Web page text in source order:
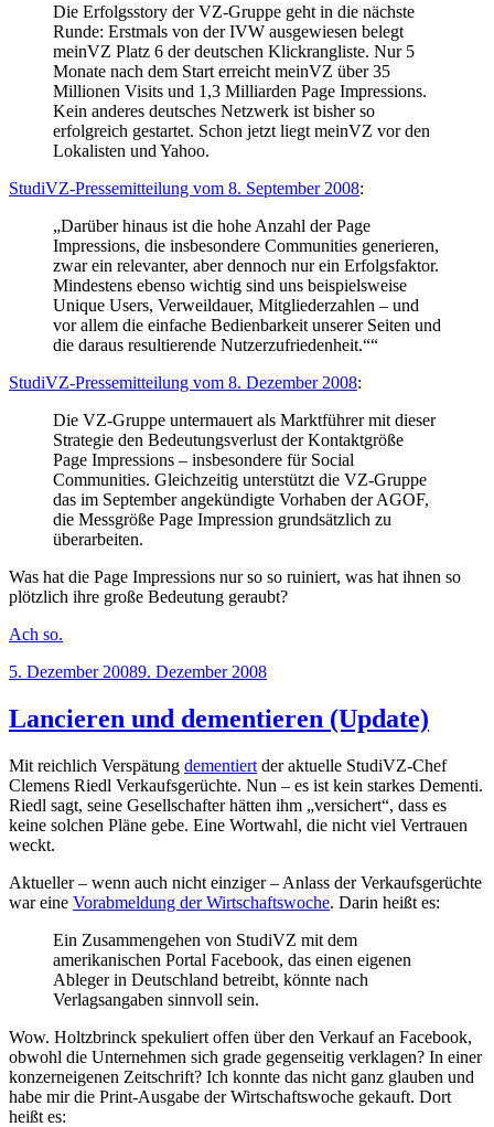
Die Erfolgsstory der VZ-Gruppe geht in die nächste
Runde: Erstmals von der IVW ausgewiesen belegt
meinVZ Platz 6 der deutschen Klickrangliste. Nur 5
Monate nach dem Start erreicht meinVZ über 35
Millionen Visits und 1,3 Milliarden Page Impressions.
Kein anderes deutsches Netzwerk ist bisher so
erfolgreich gestartet. Schon jetzt liegt meinVZ vor den
Lokalisten und Yahoo.
StudiVZ-Pressemitteilung vom 8. September 2008:
„Darüber hinaus ist die hohe Anzahl der Page
Impressions, die insbesondere Communities generieren,
zwar ein relevanter, aber dennoch nur ein Erfolgsfaktor.
Mindestens ebenso wichtig sind uns beispielsweise
Unique Users, Verweildauer, Mitgliederzahlen – und
vor allem die einfache Bedienbarkeit unserer Seiten und
die daraus resultierende Nutzerzufriedenheit.““
StudiVZ-Pressemitteilung vom 8. Dezember 2008:
Die VZ-Gruppe untermauert als Marktführer mit dieser
Strategie den Bedeutungsverlust der Kontaktgröße
Page Impressions – insbesondere für Social
Communities. Gleichzeitig unterstützt die VZ-Gruppe
das im September angekündigte Vorhaben der AGOF,
die Messgröße Page Impression grundsätzlich zu
überarbeiten.
Was hat die Page Impressions nur so so ruiniert, was hat ihnen so
plötzlich ihre große Bedeutung geraubt?
Ach so.
Veröffentlicht
5. Dezember 20089. Dezember 2008
Lancieren und dementieren (Update)
Mit reichlich Verspätung dementiert der aktuelle StudiVZ-Chef
Clemens Riedl Verkaufsgerüchte. Nun – es ist kein starkes Dementi.
Riedl sagt, seine Gesellschafter hätten ihm „versichert“, dass es
keine solchen Pläne gebe. Eine Wortwahl, die nicht viel Vertrauen
weckt.
Aktueller – wenn auch nicht einziger – Anlass der Verkaufsgerüchte
war eine Vorabmeldung der Wirtschaftswoche. Darin heißt es:
Ein Zusammengehen von StudiVZ mit dem
amerikanischen Portal Facebook, das einen eigenen
Ableger in Deutschland betreibt, könnte nach
Verlagsangaben sinnvoll sein.
Wow. Holtzbrinck spekuliert offen über den Verkauf an Facebook,
obwohl die Unternehmen sich grade gegenseitig verklagen? In einer
konzerneigenen Zeitschrift? Ich konnte das nicht ganz glauben und
habe mir die Print-Ausgabe der Wirtschaftswoche gekauft. Dort
heißt es: